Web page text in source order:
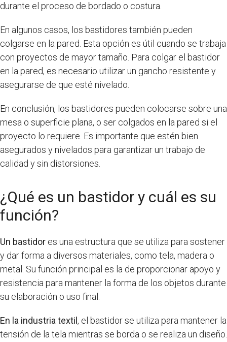
durante el proceso de bordado o costura.
En algunos casos, los bastidores también pueden
colgarse en la pared. Esta opción es útil cuando se trabaja
con proyectos de mayor tamaño. Para colgar el bastidor
en la pared, es necesario utilizar un gancho resistente y
asegurarse de que esté nivelado.
En conclusión, los bastidores pueden colocarse sobre una
mesa o superficie plana, o ser colgados en la pared si el
proyecto lo requiere. Es importante que estén bien
asegurados y nivelados para garantizar un trabajo de
calidad y sin distorsiones.
¿Qué es un bastidor y cuál es su
función?
Un bastidor es una estructura que se utiliza para sostener
y dar forma a diversos materiales, como tela, madera o
metal. Su función principal es la de proporcionar apoyo y
resistencia para mantener la forma de los objetos durante
su elaboración o uso final.
En la industria textil , el bastidor se utiliza para mantener la
tensión de la tela mientras se borda o se realiza un diseño.